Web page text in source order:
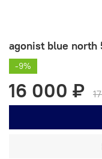
agonist blue north
-9%
16 000 ₽